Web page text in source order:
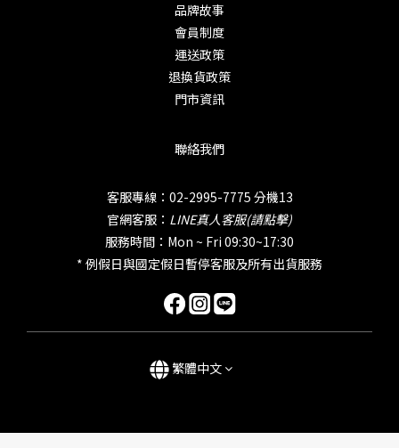
品牌故事
會員制度
運送政策
退換貨政策
門市資訊
聯絡我們
客服專線：02-2995-7775 分機13
官網客服： LINE真人客服(請點擊)
服務時間：Mon ~ Fri 09:30~17:30
* 例假日與國定假日暫停客服及所有出貨服務
繁體中文